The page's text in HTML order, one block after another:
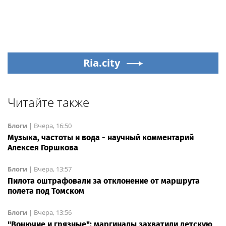
Ria.city
Читайте также
Блоги | Вчера, 16:50
Музыка, частоты и вода - научный комментарий
Алексея Горшкова
Блоги | Вчера, 13:57
Пилота оштрафовали за отклонение от маршрута
полета под Томском
Блоги | Вчера, 13:56